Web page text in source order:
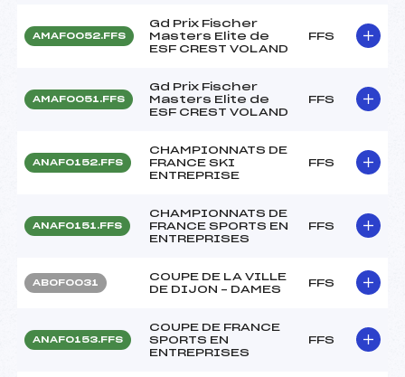
AMAF0052.FFS
Gd Prix Fischer
Masters Elite de
ESF CREST VOLAND
FFS
AMAF0051.FFS
Gd Prix Fischer
Masters Elite de
ESF CREST VOLAND
FFS
ANAF0152.FFS
CHAMPIONNATS DE
FRANCE SKI
ENTREPRISE
FFS
ANAF0151.FFS
CHAMPIONNATS DE
FRANCE SPORTS EN
ENTREPRISES
FFS
ABOF0031
COUPE DE LA VILLE
DE DIJON – DAMES
FFS
ANAF0153.FFS
COUPE DE FRANCE
SPORTS EN
ENTREPRISES
FFS